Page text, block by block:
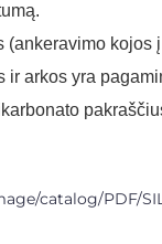
kojos
ir arkos yra
catalog/PDF/